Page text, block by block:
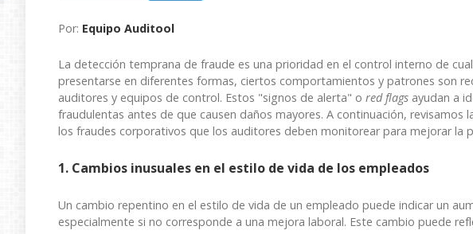
Por: Equipo Auditool
La detección temprana de fraude es una prioridad en el control interno de
presentarse en diferentes formas, ciertos comportamientos y patrones son
auditores y equipos de control. Estos "signos de alerta" o red flags ayudan a
fraudulentas antes de que causen daños mayores. A continuación, revisamos
los fraudes corporativos que los auditores deben monitorear para mejorar la
1. Cambios inusuales en el estilo de vida de los empleados
Un cambio repentino en el estilo de vida de un empleado puede indicar un
especialmente si no corresponde a una mejora laboral. Este cambio puede